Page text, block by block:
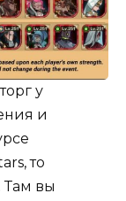
у
и
то
. Там вы